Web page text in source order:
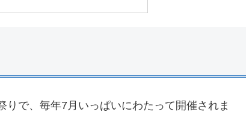
で、毎年7月いっぱいにわたって開催されま